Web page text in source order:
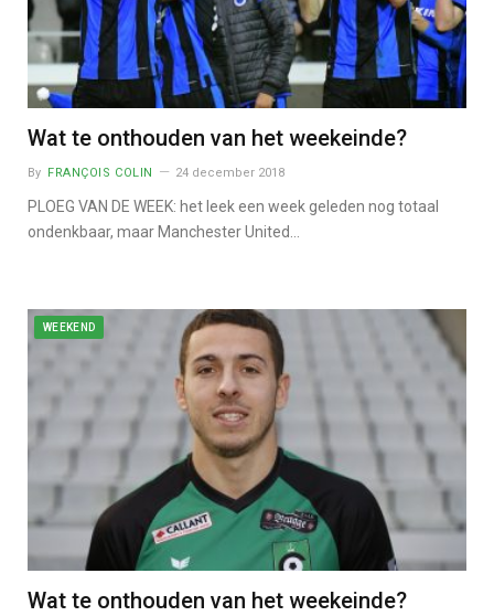
Wat te onthouden van het weekeinde?
By FRANÇOIS COLIN 24 december 2018
PLOEG VAN DE WEEK: het leek een week geleden nog totaal
ondenkbaar, maar Manchester United…
WEEKEND
Wat te onthouden van het weekeinde?